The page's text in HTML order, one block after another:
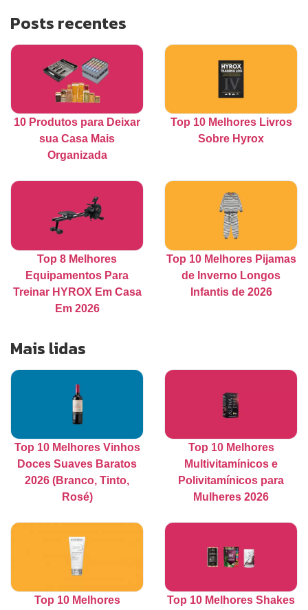
Posts recentes
10 Produtos para Deixar
sua Casa Mais
Organizada
Top 10 Melhores Livros
Sobre Hyrox
Top 8 Melhores
Equipamentos Para
Treinar HYROX Em Casa
Em 2026
Top 10 Melhores Pijamas
de Inverno Longos
Infantis de 2026
Mais lidas
Top 10 Melhores Vinhos
Doces Suaves Baratos
2026 (Branco, Tinto,
Rosé)
Top 10 Melhores
Multivitamínicos e
Polivitamínicos para
Mulheres 2026
Top 10 Melhores
Top 10 Melhores Shakes